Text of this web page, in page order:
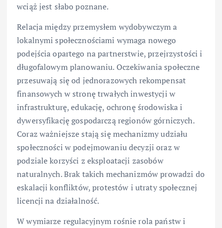
wciąż jest słabo poznane.
Relacja między przemysłem wydobywczym a
lokalnymi społecznościami wymaga nowego
podejścia opartego na partnerstwie, przejrzystości i
długofalowym planowaniu. Oczekiwania społeczne
przesuwają się od jednorazowych rekompensat
finansowych w stronę trwałych inwestycji w
infrastrukturę, edukację, ochronę środowiska i
dywersyfikację gospodarczą regionów górniczych.
Coraz ważniejsze stają się mechanizmy udziału
społeczności w podejmowaniu decyzji oraz w
podziale korzyści z eksploatacji zasobów
naturalnych. Brak takich mechanizmów prowadzi do
eskalacji konfliktów, protestów i utraty społecznej
licencji na działalność.
W wymiarze regulacyjnym rośnie rola państw i